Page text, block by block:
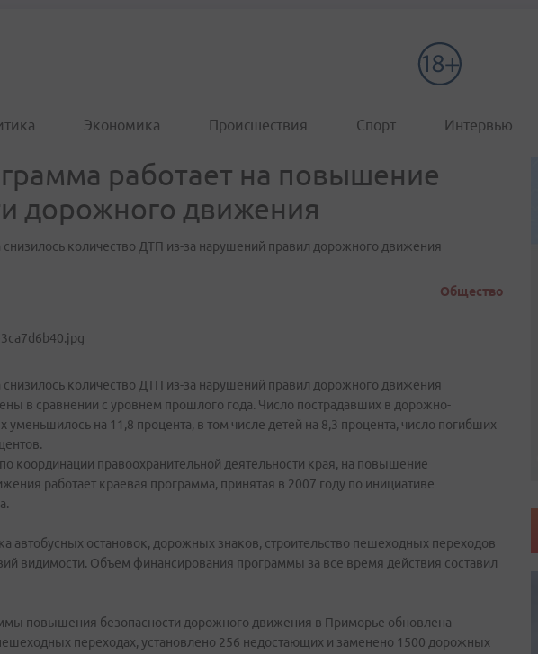
Экономика Происшествия Спорт Интервью
работает на повышение
дорожного движения
количество ДТП из-за нарушений правил дорожного движения
Общество
количество ДТП из-за нарушений правил дорожного движения
в сравнении с уровнем прошлого года. Число пострадавших в дорожно-
уменьшилось на 11,8 процента, в том числе детей на 8,3 процента, число погибших
координации правоохранительной деятельности края, на повышение
работает краевая программа, принятая в 2007 году по инициативе
автобусных остановок, дорожных знаков, строительство пешеходных переходов
видимости. Объем финансирования программы за все время действия составил
повышения безопасности дорожного движения в Приморье обновлена
переходах, установлено 256 недостающих и заменено 1500 дорожных